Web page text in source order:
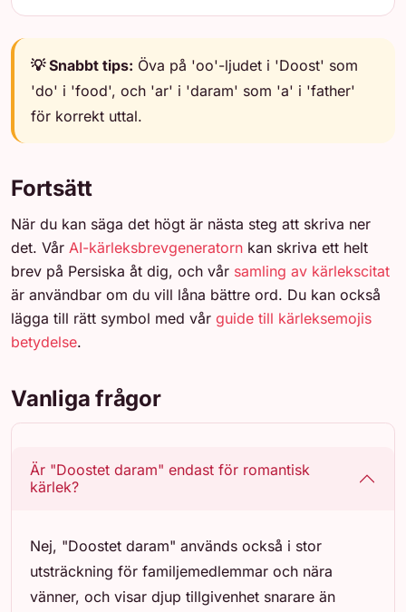
💡 Snabbt tips: Öva på 'oo'-ljudet i 'Doost' som
'do' i 'food', och 'ar' i 'daram' som 'a' i 'father'
för korrekt uttal.
Fortsätt
När du kan säga det högt är nästa steg att skriva ner
det. Vår AI-kärleksbrevgeneratorn kan skriva ett helt
brev på Persiska åt dig, och vår samling av kärlekscitat
är användbar om du vill låna bättre ord. Du kan också
lägga till rätt symbol med vår guide till kärleksemojis
betydelse.
Vanliga frågor
Är "Doostet daram" endast för romantisk
kärlek?
Nej, "Doostet daram" används också i stor
utsträckning för familjemedlemmar och nära
vänner, och visar djup tillgivenhet snarare än